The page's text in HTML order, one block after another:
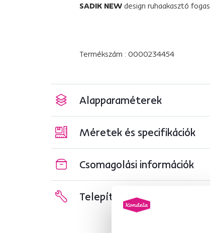
SADIK NEW design ruhaakasztó
Termékszám : 0000234454
Alapparaméterek
Méretek és specifikációk
Csomagolási információk
Telepítési útmutató